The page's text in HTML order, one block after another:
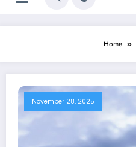
Home
November 28, 2025